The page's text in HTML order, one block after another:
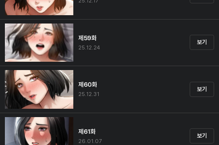
제59화
25.12.24
보기
제60화
25.12.31
보기
제61화
26.01.07
보기